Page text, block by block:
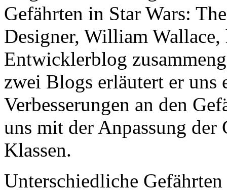
Gefährten in Star Wars:
Designer, William
Entwicklerblog
zwei Blogs erläutert er uns
Verbesserungen an den
uns mit der Anpassung
Klassen.
Unterschiedliche